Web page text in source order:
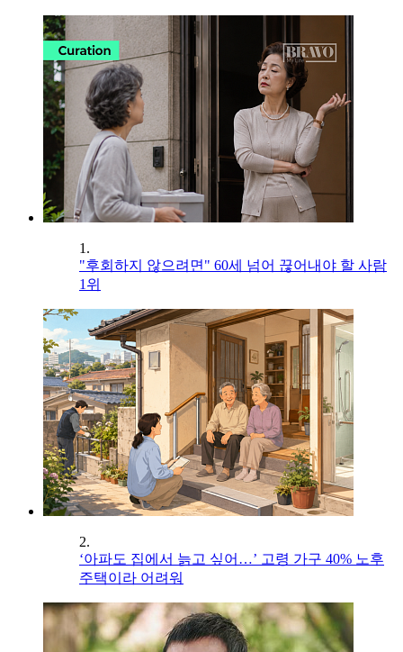
1.
"후회하지 않으려면" 60세 넘어 끊어내야 할 사람
1위
2.
‘아파도 집에서 늙고 싶어…’ 고령 가구 40% 노후
주택이라 어려워